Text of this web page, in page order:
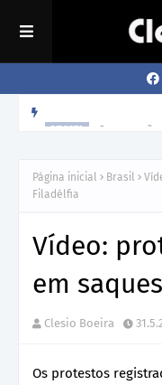
Como o
Página inicial Brasil
Filadélfia
Vídeo:
em
Clesio Boeira
Os protestos